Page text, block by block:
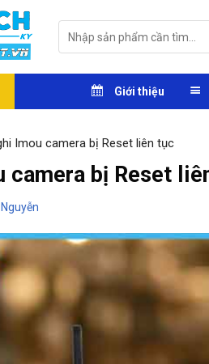
kiếm:
Giới thiệu
Imou camera bị Reset liên tục
camera bị Reset